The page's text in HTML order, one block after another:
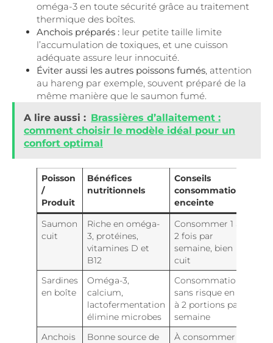
oméga-3 en toute sécurité grâce au traitement
thermique des boîtes.
Anchois préparés : leur petite taille limite
l’accumulation de toxiques, et une cuisson
adéquate assure leur innocuité.
Éviter aussi les autres poissons fumés, attention
au hareng par exemple, souvent préparé de la
même manière que le saumon fumé.
A lire aussi : Brassières d’allaitement :
comment choisir le modèle idéal pour un
confort optimal
Poisson
/
Produit
Bénéfices
nutritionnels
Conseils
consommation
enceinte
Saumon
cuit
Riche en oméga-
3, protéines,
vitamines D et
B12
Consommer 1 à
2 fois par
semaine, bien
cuit
Sardines
en boîte
Oméga-3,
calcium,
lactofermentation
élimine microbes
Consommation
sans risque en 1
à 2 portions par
semaine
Anchois
Bonne source de
À consommer